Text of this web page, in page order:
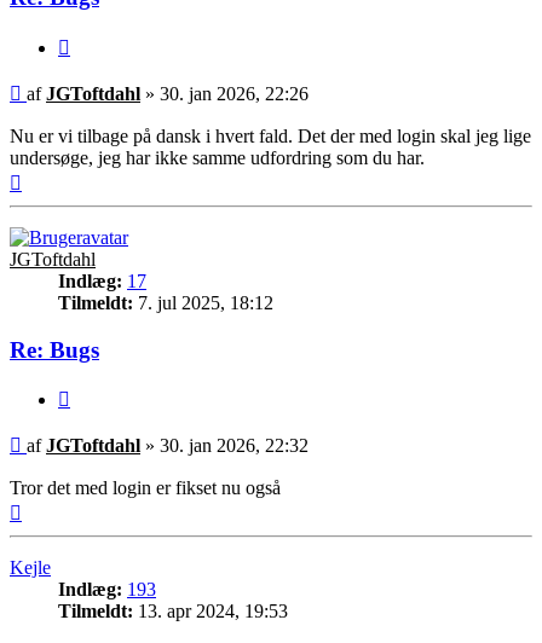
Indlæg
afJGToftdahl » 30. jan 2026, 22:26
Nu er vi tilbage på dansk i hvert fald. Det der med login skal jeg lige
undersøge, jeg har ikke samme udfordring som du har.
JGToftdahl
Indlæg: 17
Tilmeldt: 7. jul 2025, 18:12
Re: Bugs
Indlæg
afJGToftdahl » 30. jan 2026, 22:32
Tror det med login er fikset nu også
Kejle
Indlæg: 193
Tilmeldt: 13. apr 2024, 19:53